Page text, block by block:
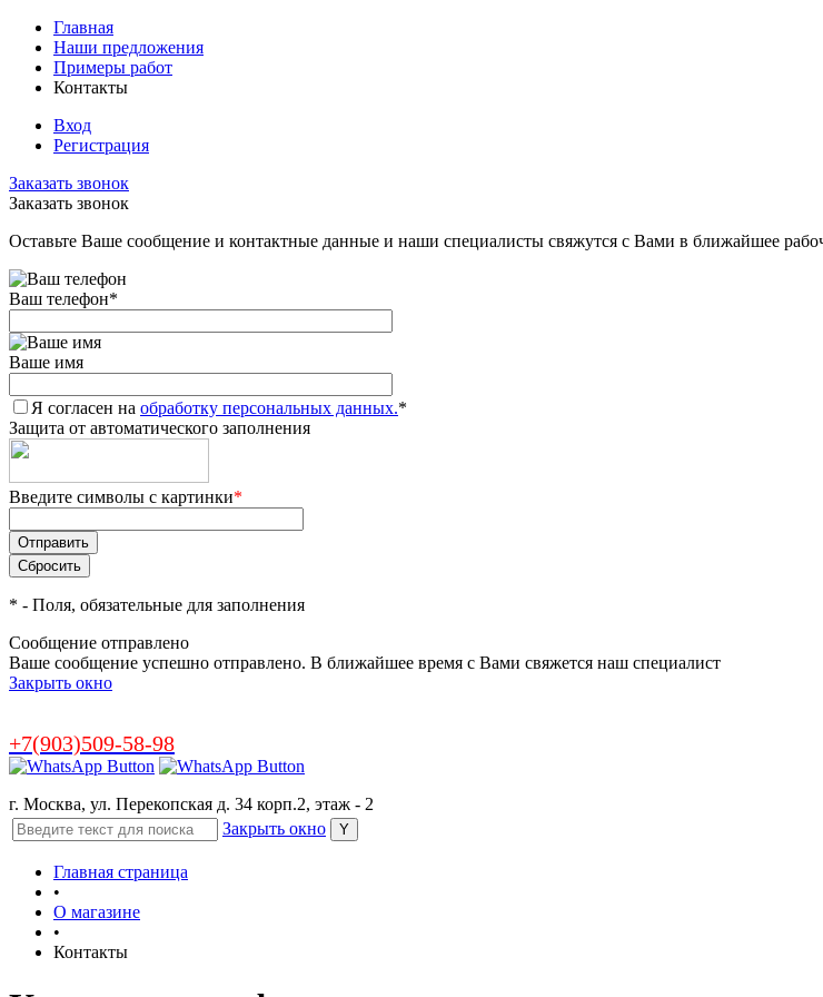
Главная
Наши предложения
Примеры работ
Контакты
Вход
Регистрация
Заказать звонок
Заказать звонок
Оставьте Ваше сообщение и контактные данные и наши специалисты свяжутся с Вами в ближайшее
Ваш телефон*
Ваше имя
Я согласен на обработку персональных данных.*
Защита от автоматического заполнения
Введите символы с картинки*
* - Поля, обязательные для заполнения
Сообщение отправлено
Ваше сообщение успешно отправлено. В ближайшее время с Вами свяжется наш специалист
Закрыть окно
+7(903)509-58-98
г. Москва, ул. Перекопская д. 34 корп.2, этаж - 2
Закрыть окно
Главная страница
•
О магазине
•
Контакты